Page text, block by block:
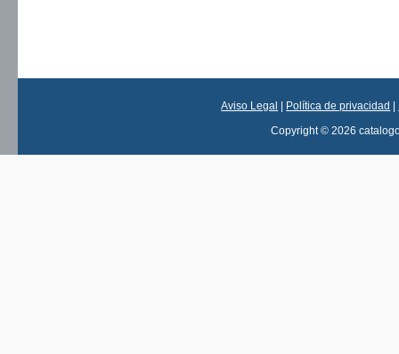
Aviso Legal Política de privacidad
Copyright © 2026